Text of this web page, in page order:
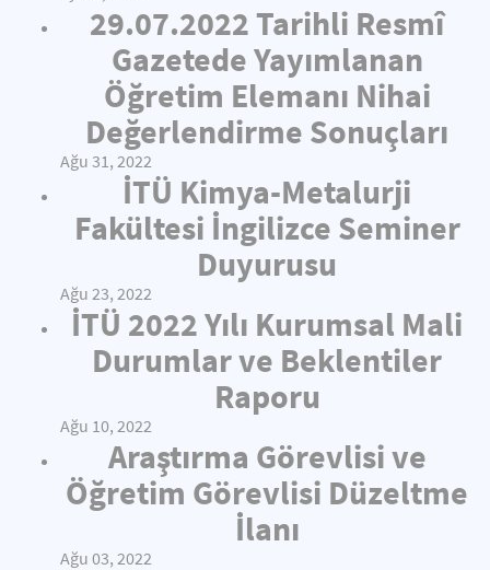
29.07.2022 Tarihli Resmî
Gazetede Yayımlanan
Öğretim Elemanı Nihai
Değerlendirme Sonuçları
Ağu 31, 2022
İTÜ Kimya-Metalurji
Fakültesi İngilizce Seminer
Duyurusu
Ağu 23, 2022
İTÜ 2022 Yılı Kurumsal Mali
Durumlar ve Beklentiler
Raporu
Ağu 10, 2022
Araştırma Görevlisi ve
Öğretim Görevlisi Düzeltme
İlanı
Ağu 03, 2022